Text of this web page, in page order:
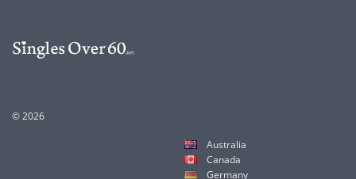
© 2026
Australia
Canada
Germany